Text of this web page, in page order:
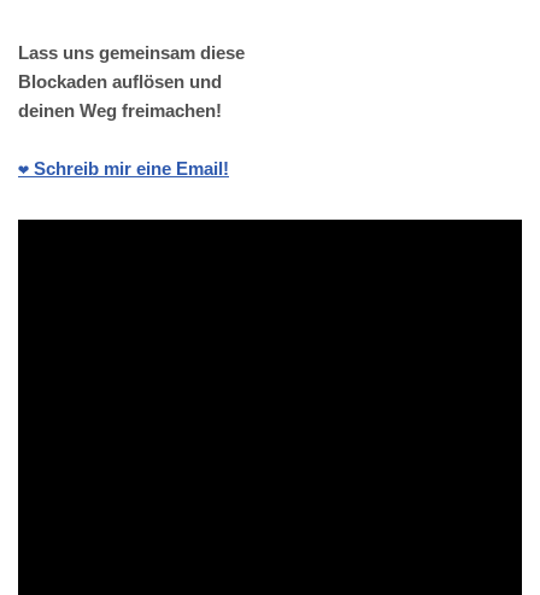
Lass uns gemeinsam diese
Blockaden auflösen und
deinen Weg freimachen!
❤️ Schreib mir eine Email!